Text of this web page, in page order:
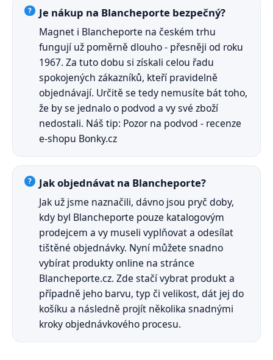
Je nákup na Blancheporte bezpečný?
Magnet i Blancheporte na českém trhu
fungují už poměrně dlouho - přesněji od roku
1967. Za tuto dobu si získali celou řadu
spokojených zákazníků, kteří pravidelně
objednávají. Určitě se tedy nemusíte bát toho,
že by se jednalo o podvod a vy své zboží
nedostali. Náš tip: Pozor na podvod - recenze
e-shopu Bonky.cz
Jak objednávat na Blancheporte?
Jak už jsme naznačili, dávno jsou pryč doby,
kdy byl Blancheporte pouze katalogovým
prodejcem a vy museli vyplňovat a odesílat
tištěné objednávky. Nyní můžete snadno
vybírat produkty online na stránce
Blancheporte.cz. Zde stačí vybrat produkt a
případně jeho barvu, typ či velikost, dát jej do
košíku a následně projít několika snadnými
kroky objednávkového procesu.